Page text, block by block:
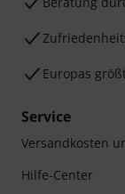
Europas
Service
Versandkosten
Hilfe-Center